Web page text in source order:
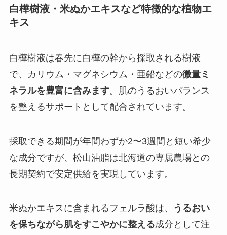
白樺樹液・米ぬかエキスなど特徴的な植物エ
キス
白樺樹液は春先に白樺の幹から採取される樹液
で、カリウム・マグネシウム・亜鉛などの微量ミ
ネラルを豊富に含みます。肌のうるおいバランス
を整えるサポートとして配合されています。
採取できる期間が年間わずか2〜3週間と短い希少
な成分ですが、松山油脂は北海道の専属農場との
長期契約で安定供給を実現しています。
米ぬかエキスに含まれるフェルラ酸は、
うるおい
を保ちながら肌をすこやかに整える成分として注